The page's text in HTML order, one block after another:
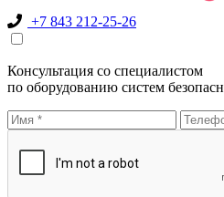
+7 843 212-25-26
Консультация со специалистом
по оборудованию систем